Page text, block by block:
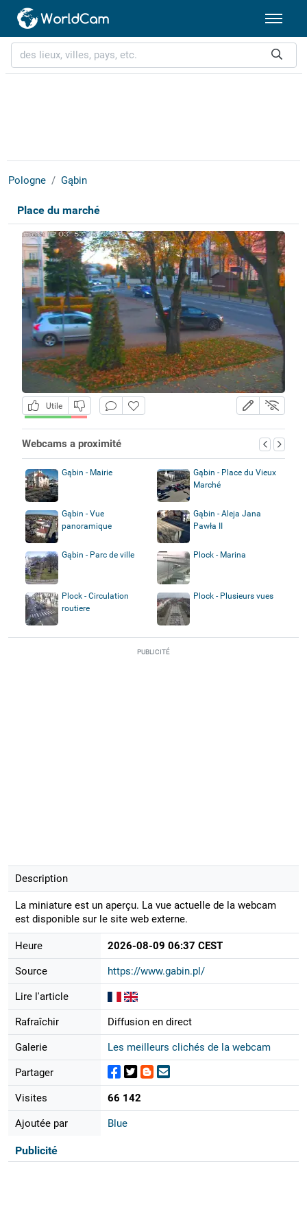
Pologne Gąbin
Place du marché
Utile
Webcams a proximité
Gąbin - Mairie
Gąbin - Place du Vieux
Marché
Gąbin - Vue
panoramique
Gąbin - Aleja Jana
Pawła II
Gąbin - Parc de ville Plock - Marina
Plock - Circulation
routiere
Plock - Plusieurs vues
PUBLICITÉ
Description
La miniature est un aperçu. La vue actuelle de la webcam
est disponible sur le site web externe.
Heure 2026-08-09 06:37 CEST
Source https://www.gabin.pl/
Lire l'article
Rafraîchir Diffusion en direct
Galerie Les meilleurs clichés de la webcam
Partager
Visites 66 142
Ajoutée par Blue
Publicité